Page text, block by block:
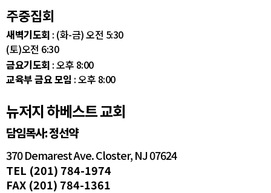
주중집회
새벽기도회 : (화-금) 오전 5:30
(토)오전 6:30
금요기도회 : 오후 8:00
교육부 금요 모임 : 오후 8:00
뉴저지 하베스트 교회
담임목사: 정선약
370 Demarest Ave. Closter, NJ 07624
TEL (201) 784-1974
FAX (201) 784-1361